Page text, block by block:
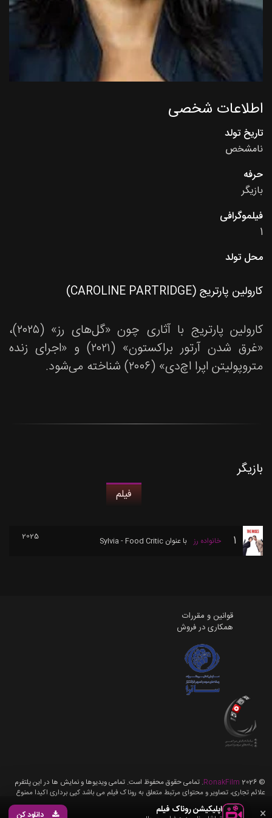
اطلاعات شخصی
تاریخ تولد
نامشخص
حرفه
بازیگر
فیلموگرافی
1
محل تولد
کارولین پارتریج (CAROLINE PARTRIDGE)
کارولین پارتریج با آثاری چون «گل‌های رز» (۲۰۲۵)،
«غرق شدن آرتور براکستون» (۲۰۲۱) و «اجرای زنده
متروپولیتن اپرا اچ‌دی» (۲۰۰۶) شناخته می‌شود.
بازیگر
فیلم
1 خانواده رز با عنوان Sylvia - Food Critic
2025
قوانین و مقررات
همکاری در فروش
©
2026
RonakFilm. تمامی حقوق محفوظ است. تمامی ویدیوها و نمایش ها در این پلتفرم
علائم تجاری، تصاویر و محتوای مرتبط متعلق به روناک فیلم می باشد کپی برداری اکیدا ممنوع
می باشد، تمامی حقوق برای روناک فیلم محفوظ می باشد.
× اپلیکیشن روناک فیلم دانلود کن